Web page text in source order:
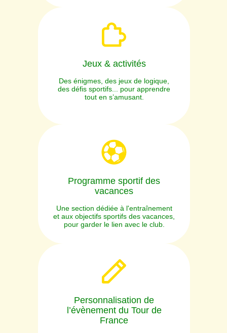
Jeux & activités
Des énigmes, des jeux de logique,
des défis sportifs... pour apprendre
tout en s’amusant.
Programme sportif des
vacances
Une section dédiée à l'entraînement
et aux objectifs sportifs des vacances,
pour garder le lien avec le club.
Personnalisation de
l’évènement du Tour de
France